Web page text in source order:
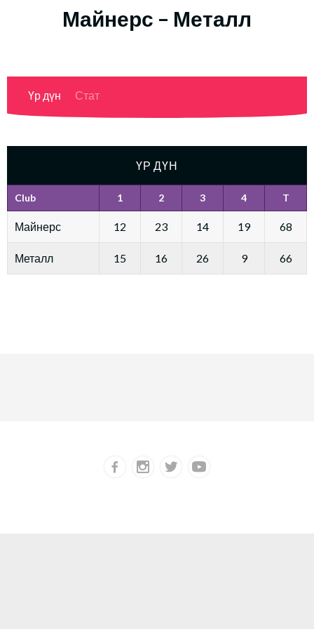
Майнерс – Металл
Үр дүн Стат
ҮР ДҮН
Club 1 2 3 4 T
Майнерс 12 23 14 19 68
Металл 15 16 26 9 66